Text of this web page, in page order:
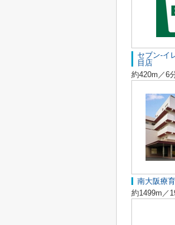
セブン-イ
目店
約420m／6
南大阪療
約1499m／